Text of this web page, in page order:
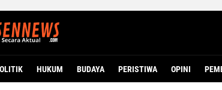
HUKUM BUDAYA PERISTIWA OPINI